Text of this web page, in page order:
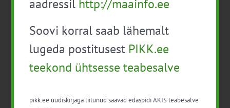
Facebook
X LinkedInEmail
aadressil http://maainfo.ee
Soovi korral saab lähemalt
lugeda postitusest PIKK.ee
teekond ühtsesse teabesalve
pikk.ee uudiskirjaga liitunud saavad edaspidi AKIS teabesalve